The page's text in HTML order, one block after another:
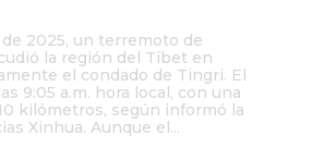
2025, un terremoto de
la región del Tíbet en
el condado de Tingri. El
9:05 a.m. hora local, con una
kilómetros, según informó la
Xinhua. Aunque el...